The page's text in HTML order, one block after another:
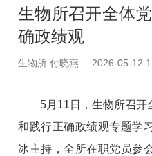
生物所召开全体
确政绩观
生物所 付晓燕 2026-05-12
5月11日，生物所召开
和践行正确政绩观专题学
冰主持，全所在职党员参